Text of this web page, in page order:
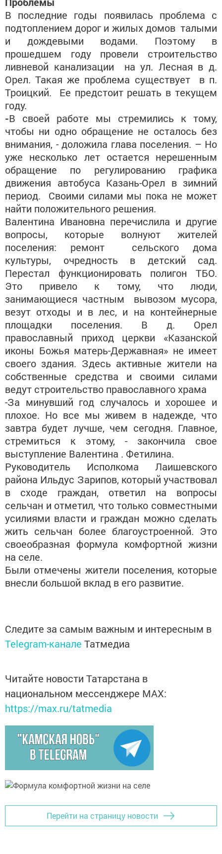
В последние годы появилась проблема с
подтоплением дорог и жилых домов талыми
и дождевыми водами. Поэтому в
прошедшем году провели строительство
ливневой канализации на ул. Лесная в д.
Орел. Такая же проблема существует в п.
Троицкий. Ее предстоит решать в текущем
году.
-В своей работе мы стремились к тому,
чтобы ни одно обращение не осталось без
внимания, - доложила глава поселения. – Но
уже несколько лет остается нерешенным
обращение по регулированию графика
движения автобуса Казань-Орел в зимний
период. Своими силами мы пока не может
найти положительного решения.
Валентина Ивановна перечислила и другие
вопросы, которые волнуют жителей
поселения: ремонт сельского дома
культуры, очредность в детский сад.
Перестал функционировать полигон ТБО.
Это привело к тому, что люди,
занимающиеся частным вывозом мусора,
везут отходы и в лес, и на контейнерные
площадки поселения. В д. Орел
православный приход церкви «Казанской
иконы Божья матерь-Державная» не имеет
своего здания. Здесь активные жители на
собственные средства и своими силами
ведут строительство православного храма
-За минувший год случалось и хорошее и
плохое. Но все мы живем в надежде, что
завтра будет лучше, чем сегодня. Главное,
стремиться к этому, - закончила свое
выступление Валентина . Фетилина.
Руководитель Исполкома Лаишевского
района Ильдус Зарипов, который участвовал
в сходе граждан, ответил на вопросы
сельчан и отметил, что только совместными
усилиями власти и граждан можно сделать
жить сельчан более благоустроенной. Это
своеобразная формула комфортной жизни
на селе.
Были отмечены жители поселения, которые
внесли большой вклад в его развитие.
Следите за самым важным и интересным в
Telegram-канале Татмедиа
Читайте новости Татарстана в
национальном мессенджере MАХ:
https://max.ru/tatmedia
Перейти на страницу новости